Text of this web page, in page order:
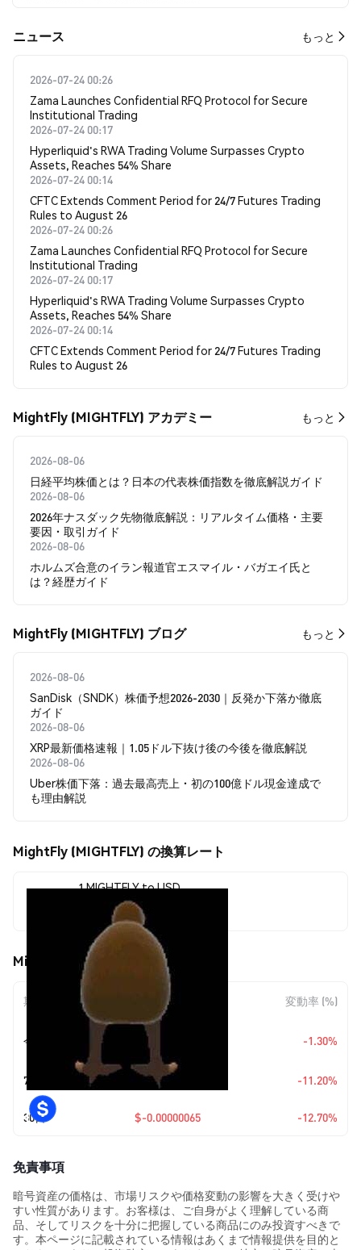
​​ニュース​​ もっと
2026-07-24 00:26
Zama Launches Confidential RFQ Protocol for Secure
Institutional Trading
2026-07-24 00:17
Hyperliquid's RWA Trading Volume Surpasses Crypto
Assets, Reaches 54% Share
2026-07-24 00:14
CFTC Extends Comment Period for 24/7 Futures Trading
Rules to August 26
2026-07-24 00:26
Zama Launches Confidential RFQ Protocol for Secure
Institutional Trading
2026-07-24 00:17
Hyperliquid's RWA Trading Volume Surpasses Crypto
Assets, Reaches 54% Share
2026-07-24 00:14
CFTC Extends Comment Period for 24/7 Futures Trading
Rules to August 26
MightFly (MIGHTFLY) アカデミー もっと
2026-08-06
日経平均株価とは？日本の代表株価指数を徹底解説ガイド
2026-08-06
2026年ナスダック先物徹底解説：リアルタイム価格・主要
要因・取引ガイド
2026-08-06
ホルムズ合意のイラン報道官エスマイル・バガエイ氏と
は？経歴ガイド
MightFly (MIGHTFLY) ブログ もっと
2026-08-06
SanDisk（SNDK）株価予想2026-2030｜反発か下落か徹底
ガイド
2026-08-06
XRP最新価格速報｜1.05ドル下抜け後の今後を徹底解説
2026-08-06
Uber株価下落：過去最高売上・初の100億ドル現金達成で
も理由解説
MightFly (MIGHTFLY) の換算レート
1 MIGHTFLY to USD
$0.00000449
MightFly (MIGHTFLY) の価格変動
期間 金額変動 変動率 (%)
今日 $0.0 -1.30%
7日 $-0.00000057 -11.20%
30日 $-0.00000065 -12.70%
免責事項
暗号資産の価格は、市場リスクや価格変動の影響を大きく受けや
すい性質があります。お客様は、ご自身がよく理解している商
品、そしてリスクを十分に把握している商品にのみ投資すべきで
す。本ページに記載されている情報はあくまで情報提供を目的と